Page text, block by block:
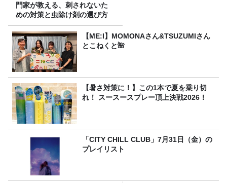
門家が教える、刺されないた
めの対策と虫除け剤の選び方
【ME:I】MOMONAさん&TSUZUMIさん
とこねくと🌺
【暑さ対策に！】この1本で夏を乗り切
れ！ スースースプレー頂上決戦2026！
「CITY CHILL CLUB」7月31日（金）の
プレイリスト